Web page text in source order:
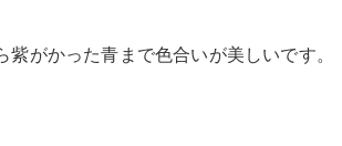
がかった青まで色合いが美しいです。